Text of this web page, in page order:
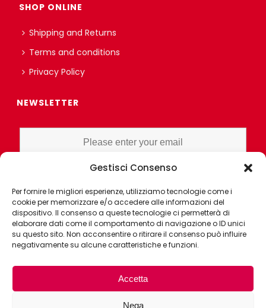
Gestisci Consenso
Per fornire le migliori esperienze, utilizziamo tecnologie come i
cookie per memorizzare e/o accedere alle informazioni del
dispositivo. Il consenso a queste tecnologie ci permetterà di
elaborare dati come il comportamento di navigazione o ID unici
su questo sito. Non acconsentire o ritirare il consenso può influire
negativamente su alcune caratteristiche e funzioni.
Accetta
Nega
SHOP ONLINE
Shipping and Returns
Terms and conditions
Privacy Policy
NEWSLETTER
THE REGULATION AND GRANT CONSENT FOR PROFILING OR
MARKET RESEARCH PURPOSES ALSO WITH THE AID OF
ELECTRONIC INSTRUMENTS, AIMED AT ANALYZING HABITS OR
CONSUMER CHOICES OF THE INTERESTED PARTY